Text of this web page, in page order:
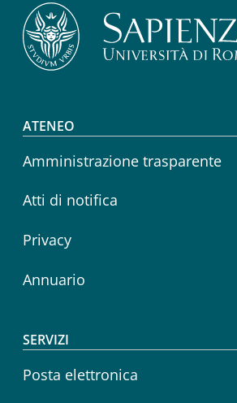
Footer menu
ATENEO
Amministrazione trasparente
Atti di notifica
Privacy
Annuario
SERVIZI
Posta elettronica